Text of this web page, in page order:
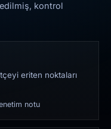
kontrol
eriten noktaları
notu